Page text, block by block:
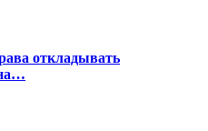
откладывать